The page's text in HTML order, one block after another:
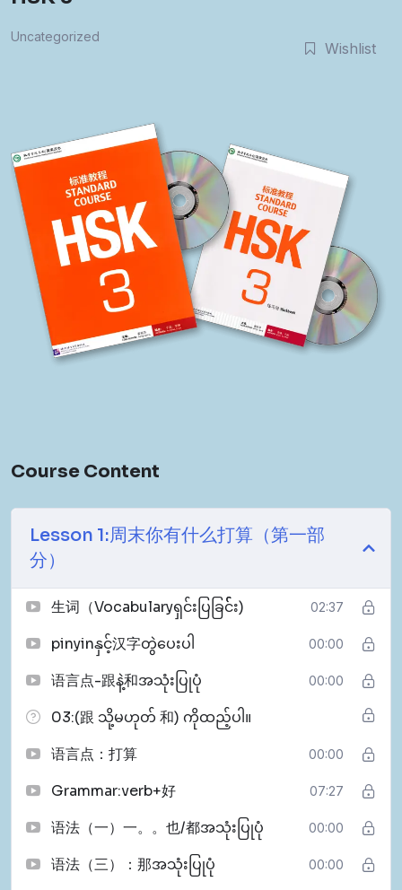
Uncategorized
Wishlist
Course Content
Lesson 1:周末你有什么打算（第一部
分）
生词（Vocabularyရှင်းပြခြင််း) 02:37
pinyinနှင့်汉字တွဲပေးပါ 00:00
语言点-跟နဲ့和အသုံးပြုပုံ 00:00
03:(跟 သို့မဟုတ် 和) ကိုထည့်ပါ။
语言点：打算
00:00
Grammar:verb+好 07:27
语法（一）一。。也/都အသုံးပြုပုံ 00:00
语法（三）：那အသုံးပြုပုံ 00:00